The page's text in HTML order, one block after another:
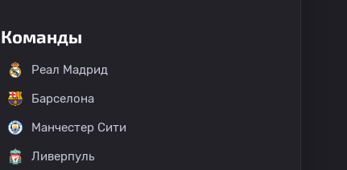
Команды
Реал Мадрид
Барселона
Манчестер Сити
Ливерпуль